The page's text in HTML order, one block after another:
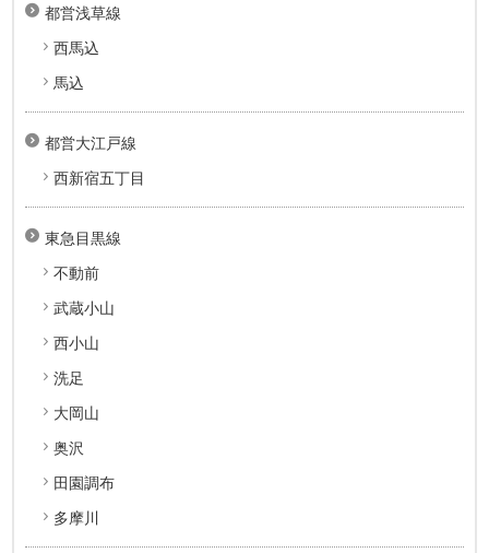
都営浅草線
西馬込
馬込
都営大江戸線
西新宿五丁目
東急目黒線
不動前
武蔵小山
西小山
洗足
大岡山
奥沢
田園調布
多摩川